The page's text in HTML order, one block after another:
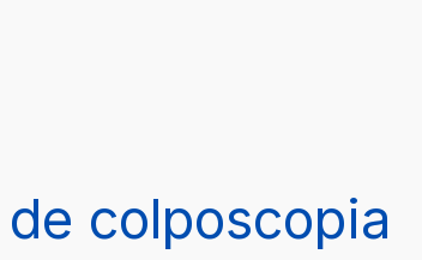
colposcopia